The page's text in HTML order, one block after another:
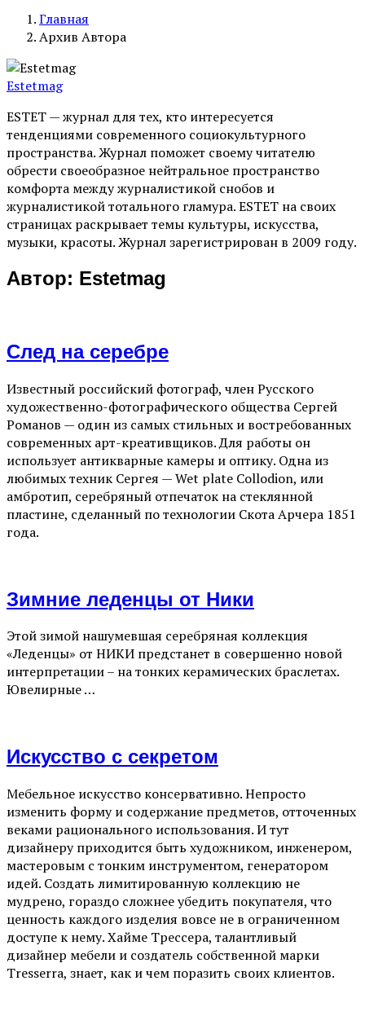
Главная
Архив Автора
Estetmag
ESTET — журнал для тех, кто интересуeтся
тенденциями современного социокультурного
пространства. Журнал поможет своему читателю
обрести своеобразное нейтральное пространство
комфорта между журналистикой снобов и
журналистикой тотального гламура. ESTET на своих
страницах раскрывает темы культуры, искусства,
музыки, красоты. Журнал зарегистрирован в 2009 году.
Автор: Estetmag
След на серебре
Известный российский фотограф, член Русского
художественно-фотографического общества Сергей
Романов — один из самых стильных и востребованных
современных арт-креативщиков. Для работы он
использует антикварные камеры и оптику. Одна из
любимых техник Сергея — Wet plate Collodion, или
амбротип, серебряный отпечаток на стеклянной
пластине, сделанный по технологии Скота Арчера 1851
года.
Зимние леденцы от Ники
Этой зимой нашумевшая серебряная коллекция
«Леденцы» от НИКИ предстанет в совершенно новой
интерпретации – на тонких керамических браслетах.
Ювелирные …
Искусство с секретом
Мебельное искусство консервативно. Непросто
изменить форму и содержание предметов, отточенных
веками рационального использования. И тут
дизайнеру приходится быть художником, инженером,
мастеровым с тонким инструментом, генератором
идей. Создать лимитированную коллекцию не
мудрено, гораздо сложнее убедить покупателя, что
ценность каждого изделия вовсе не в ограниченном
доступе к нему. Хайме Трессера, талантливый
дизайнер мебели и создатель собственной марки
Tresserra, знает, как и чем поразить своих клиентов.